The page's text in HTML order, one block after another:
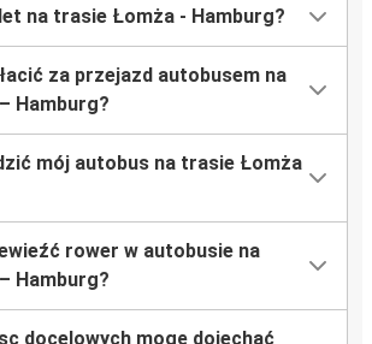
na trasie Łomża - Hamburg?
za przejazd autobusem na
Hamburg?
mój autobus na trasie Łomża
rower w autobusie na
Hamburg?
docelowych mogę dojechać